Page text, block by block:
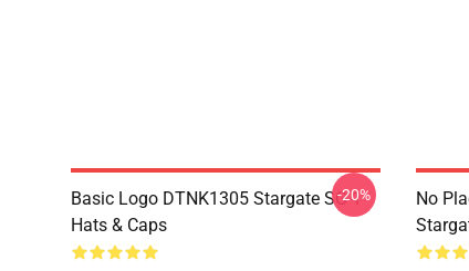
Basic Logo DTNK1305 Stargate SG-1
Hats & Caps
-20%
No